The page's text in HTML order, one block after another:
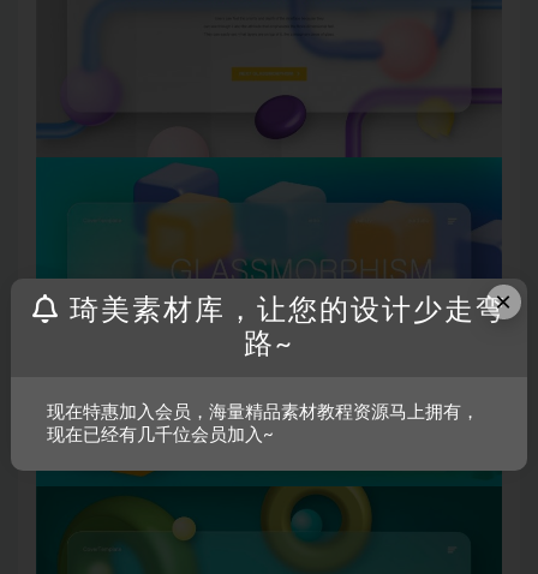
×
琦美素材库，让您的设计少走弯
路~
现在特惠加入会员，海量精品素材教程资源马上拥有，
现在已经有几千位会员加入~